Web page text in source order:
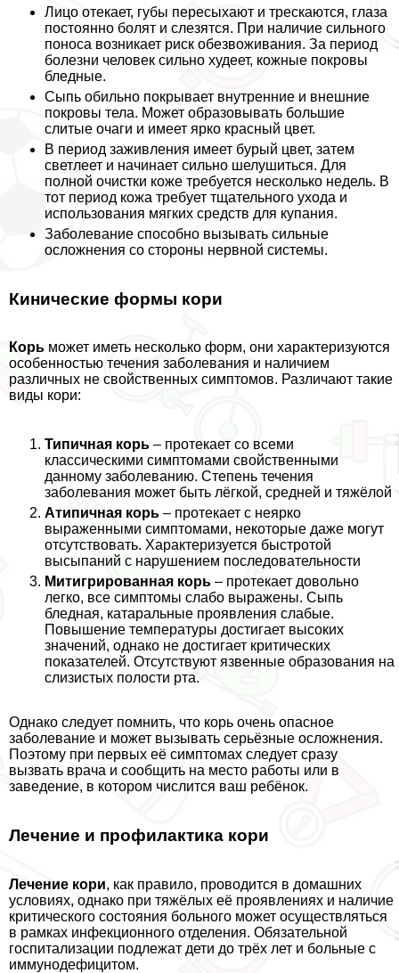
Лицо отекает, губы пересыхают и трескаются, глаза
постоянно болят и слезятся. При наличие сильного
поноса возникает риск обезвоживания. За период
болезни человек сильно худеет, кожные покровы
бледные.
Сыпь обильно покрывает внутренние и внешние
покровы тела. Может образовывать большие
слитые очаги и имеет ярко красный цвет.
В период заживления имеет бурый цвет, затем
светлеет и начинает сильно шелушиться. Для
полной очистки коже требуется несколько недель. В
тот период кожа требует тщательного ухода и
использования мягких средств для купания.
Заболевание способно вызывать сильные
осложнения со стороны нервной системы.
Кинические формы кори
Корь может иметь несколько форм, они хаpaктеризуются
особенностью течения заболевания и наличием
различных не свойственных симптомов. Различают такие
виды кори:
Типичная корь – протекает со всеми
классическими симптомами свойственными
данному заболеванию. Степень течения
заболевания может быть лёгкой, средней и тяжёлой
Атипичная корь – протекает с неярко
выраженными симптомами, некоторые даже могут
отсутствовать. Хаpaктеризуется быстротой
высыпаний с нарушением последовательности
Митигрированная корь – протекает довольно
легко, все симптомы слабо выражены. Сыпь
бледная, катаральные проявления слабые.
Повышение температуры достигает высоких
значений, однако не достигает критических
показателей. Отсутствуют язвенные образования на
слизистых полости рта.
Однако следует помнить, что корь очень опасное
заболевание и может вызывать серьёзные осложнения.
Поэтому при первых её симптомах следует сразу
вызвать врача и сообщить на место работы или в
заведение, в котором числится ваш ребёнок.
Лечение и профилактика кори
Лечение кори, как правило, проводится в домашних
условиях, однако при тяжёлых её проявлениях и наличие
критического состояния больного может осуществляться
в рамках инфекционного отделения. Обязательной
госпитализации подлежат дети до трёх лет и больные с
иммунодефицитом.